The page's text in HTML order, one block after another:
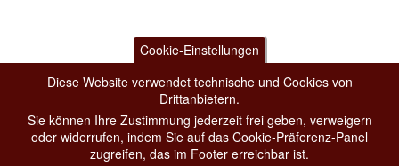
Cookie-Einstellungen
Diese Website verwendet technische und Cookies von
Drittanbietern.
Sie können Ihre Zustimmung jederzeit frei geben, verweigern
oder widerrufen, indem Sie auf das Cookie-Präferenz-Panel
zugreifen, das im Footer erreichbar ist.